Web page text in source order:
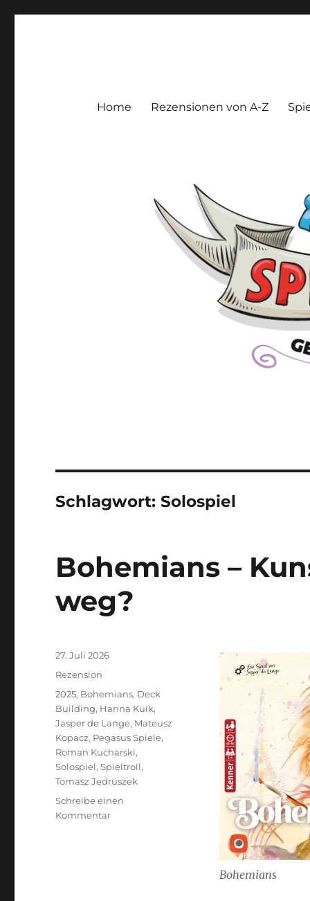
Home Rezensionen von A-Z
Schlagwort:Solospiel
Bohemians –
weg?
Bohemians
Veröffentlicht
am
27. Juli 2026
Kategorien
Rezension
Schlagwörter
2025, Bohemians, Deck
Building, Hanna Kuik,
Jasper de Lange, Mateusz
Kopacz, Pegasus Spiele,
Roman Kucharski,
Solospiel,Spieltroll,
Tomasz Jedruszek
Schreibe einen
Kommentarzu